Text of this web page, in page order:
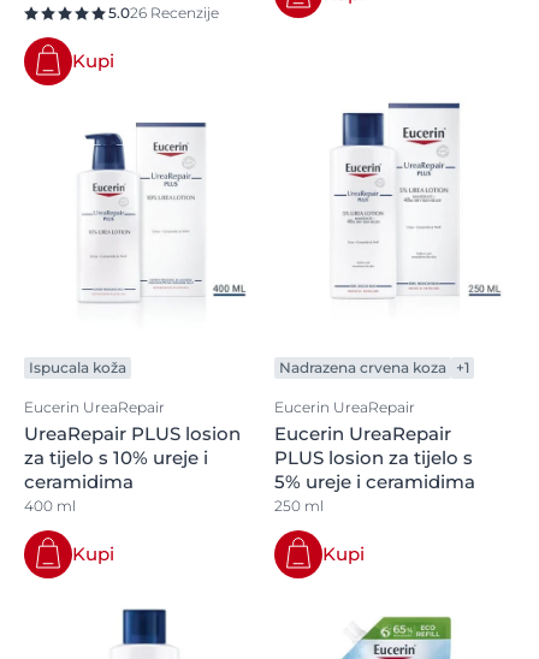
5.026 Recenzije
Kupi
Ispucala koža
Eucerin UreaRepair
UreaRepair PLUS losion
za tijelo s 10% ureje i
ceramidima
400 ml
Kupi
Nadrazena crvena koza +1
Eucerin UreaRepair
Eucerin UreaRepair
PLUS losion za tijelo s
5% ureje i ceramidima
250 ml
Kupi